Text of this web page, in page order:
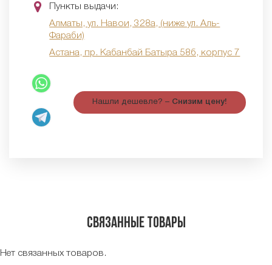
Пункты выдачи:
Алматы, ул. Навои, 328а, (ниже ул. Аль-
Фараби)
Астана, пр. Кабанбай Батыра 58б, корпус 7
Нашли дешевле? – Снизим цену!
Связанные товары
Нет связанных товаров.